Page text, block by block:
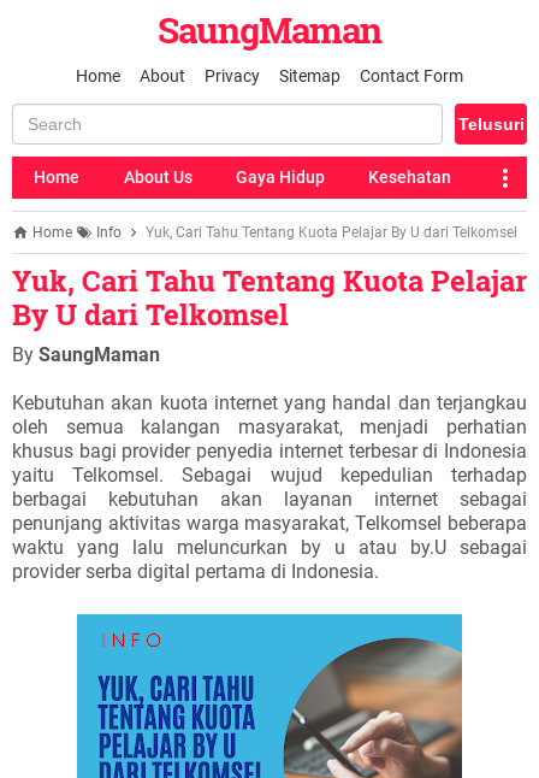
SaungMaman
Home About Privacy Sitemap Contact Form
Home About Us Gaya Hidup Kesehatan
Home Info Yuk, Cari Tahu Tentang Kuota Pelajar By U dari Telkomsel
Yuk, Cari Tahu Tentang Kuota Pelajar
By U dari Telkomsel
By SaungMaman
Kebutuhan akan kuota internet yang handal dan terjangkau
oleh semua kalangan masyarakat, menjadi perhatian
khusus bagi provider penyedia internet terbesar di Indonesia
yaitu Telkomsel. Sebagai wujud kepedulian terhadap
berbagai kebutuhan akan layanan internet sebagai
penunjang aktivitas warga masyarakat, Telkomsel beberapa
waktu yang lalu meluncurkan by u atau by.U sebagai
provider serba digital pertama di Indonesia.